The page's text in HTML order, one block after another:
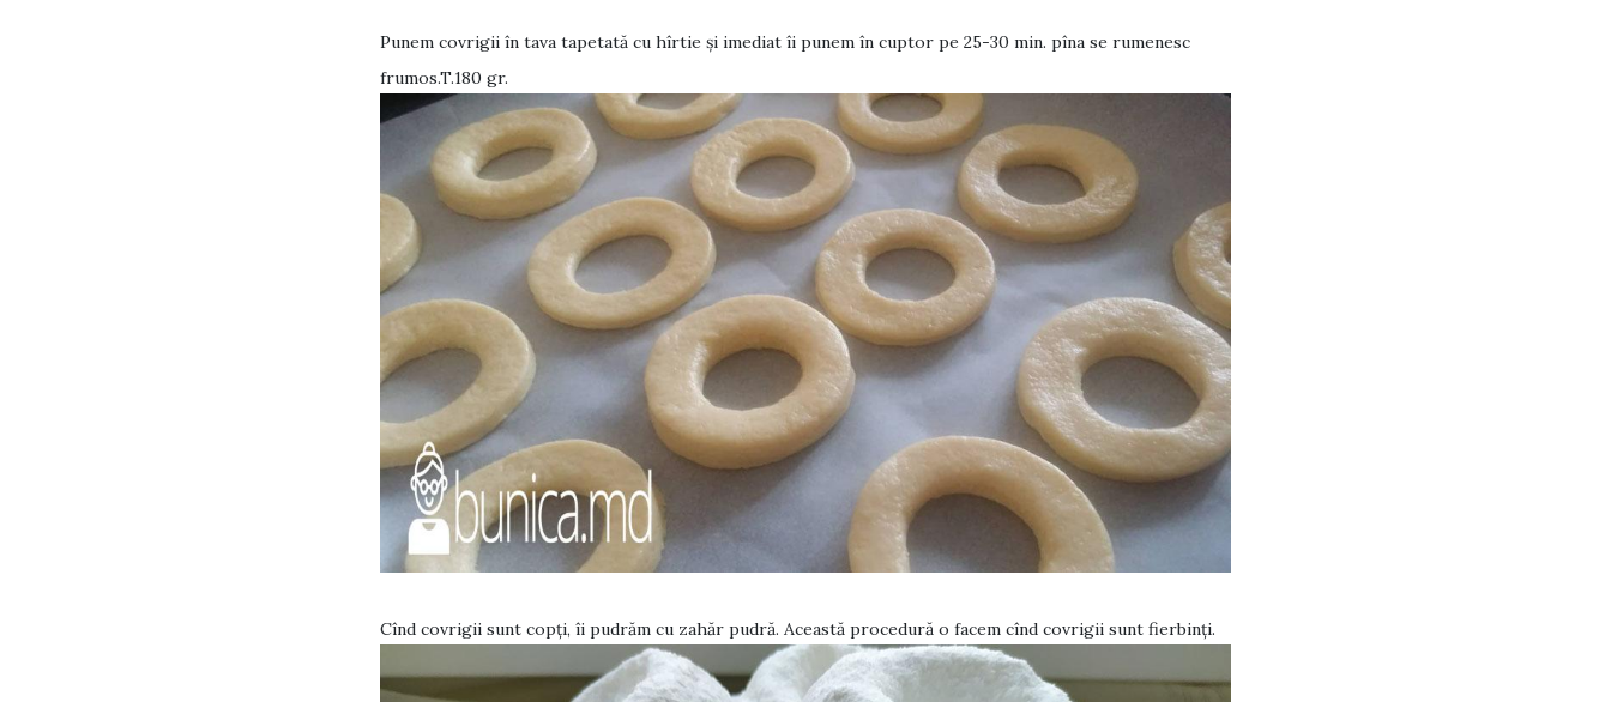
Punem covrigii în tava tapetată cu hîrtie și imediat îi punem în cuptor pe 25-30 min. pîna se rumenesc
frumos.T.180 gr.
Cînd covrigii sunt copți, îi pudrăm cu zahăr pudră. Această procedură o facem cînd covrigii sunt fierbinți.